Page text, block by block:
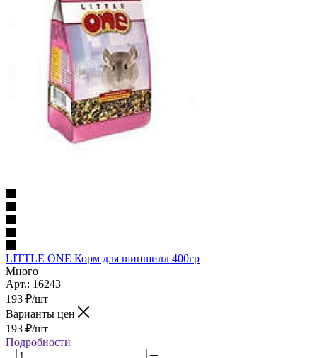
LITTLE ONE Корм для шиншилл 400гр
Много
Арт.: 16243
193 ₽/шт
Варианты цен
193 ₽/шт
Подробности